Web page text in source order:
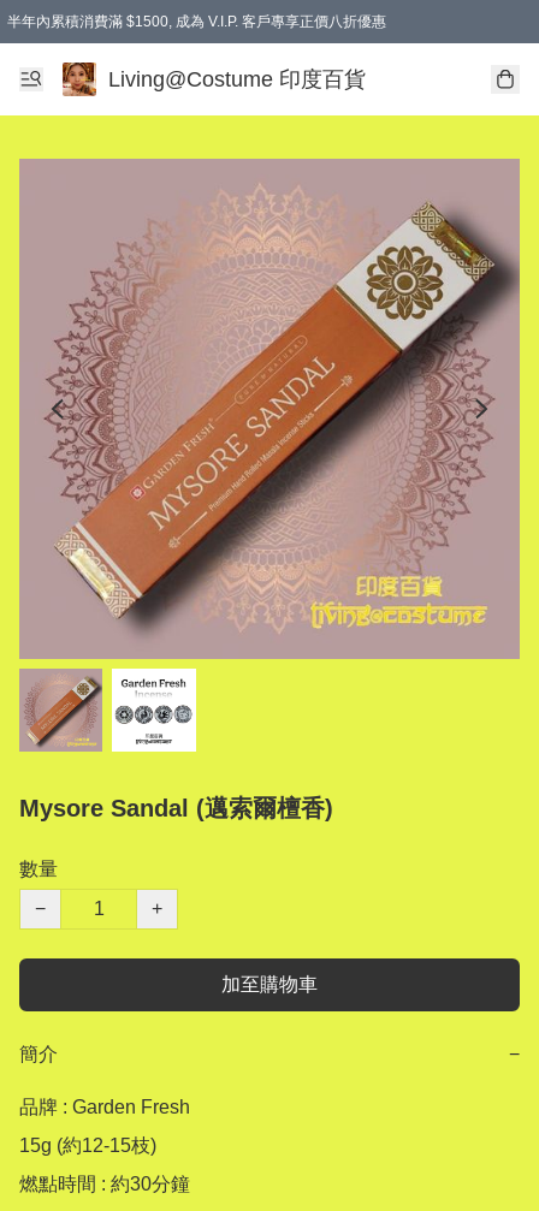
半年內累積消費滿 $1500, 成為 V.I.P. 客戶專享正價八折優惠
滿$600免本地運費
Living@Costume 印度百貨
Mysore Sandal (邁索爾檀香)
數量
−
+
加至購物車
簡介 −
品牌 : Garden Fresh
15g (約12-15枝)
燃點時間 : 約30分鐘